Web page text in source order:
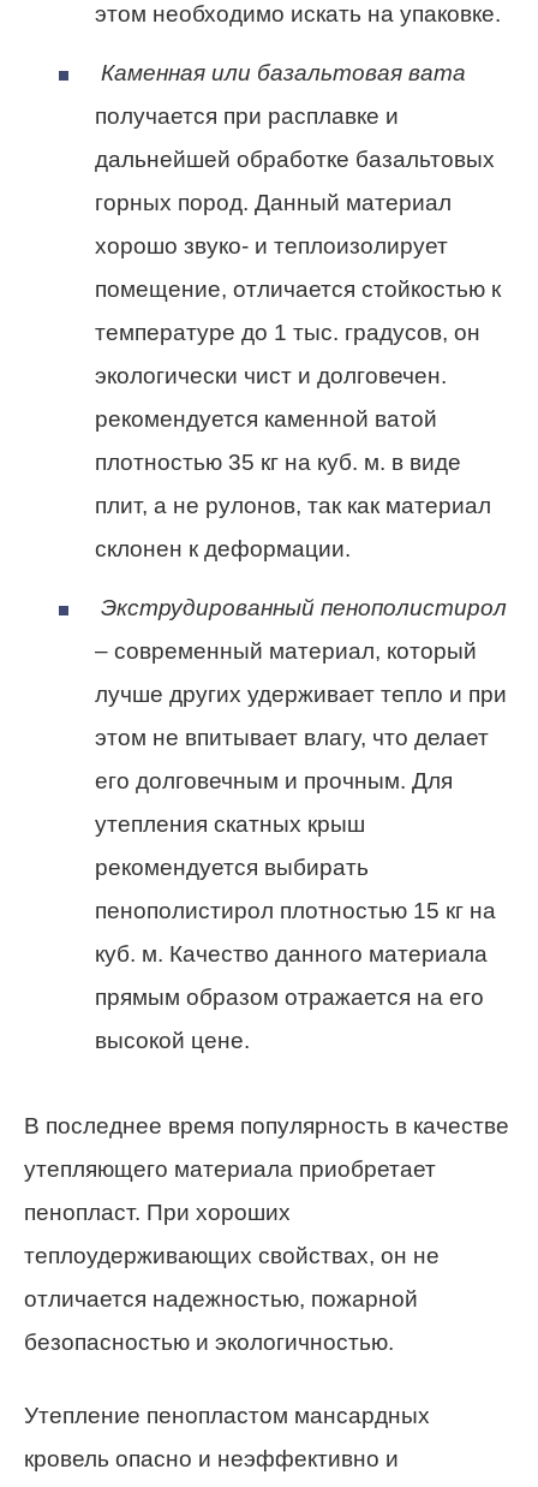
этом необходимо искать на упаковке.
Каменная или базальтовая вата
получается при расплавке и
дальнейшей обработке базальтовых
горных пород. Данный материал
хорошо звуко- и теплоизолирует
помещение, отличается стойкостью к
температуре до 1 тыс. градусов, он
экологически чист и долговечен.
рекомендуется каменной ватой
плотностью 35 кг на куб. м. в виде
плит, а не рулонов, так как материал
склонен к деформации.
Экструдированный пенополистирол
– современный материал, который
лучше других удерживает тепло и при
этом не впитывает влагу, что делает
его долговечным и прочным. Для
утепления скатных крыш
рекомендуется выбирать
пенополистирол плотностью 15 кг на
куб. м. Качество данного материала
прямым образом отражается на его
высокой цене.
В последнее время популярность в качестве
утепляющего материала приобретает
пенопласт. При хороших
теплоудерживающих свойствах, он не
отличается надежностью, пожарной
безопасностью и экологичностью.
Утепление пенопластом мансардных
кровель опасно и неэффективно и